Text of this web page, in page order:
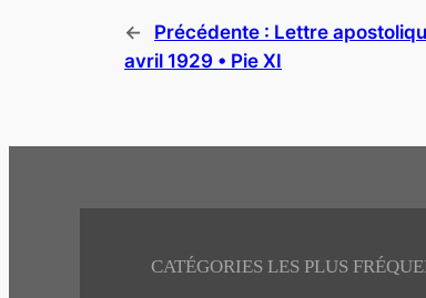
← Précédente : Lettre
avril 1929 • Pie XI
CATÉGORIES LES PLUS